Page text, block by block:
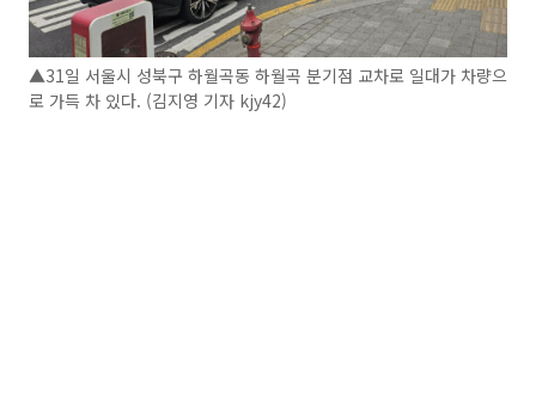
▲31일 서울시 성북구 하월곡동 하월곡 분기점 교차로 일대가 차량으
로 가득 차 있다. (김지영 기자 kjy42)